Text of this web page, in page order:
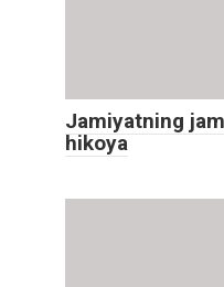
Jamiyatning
hikoya